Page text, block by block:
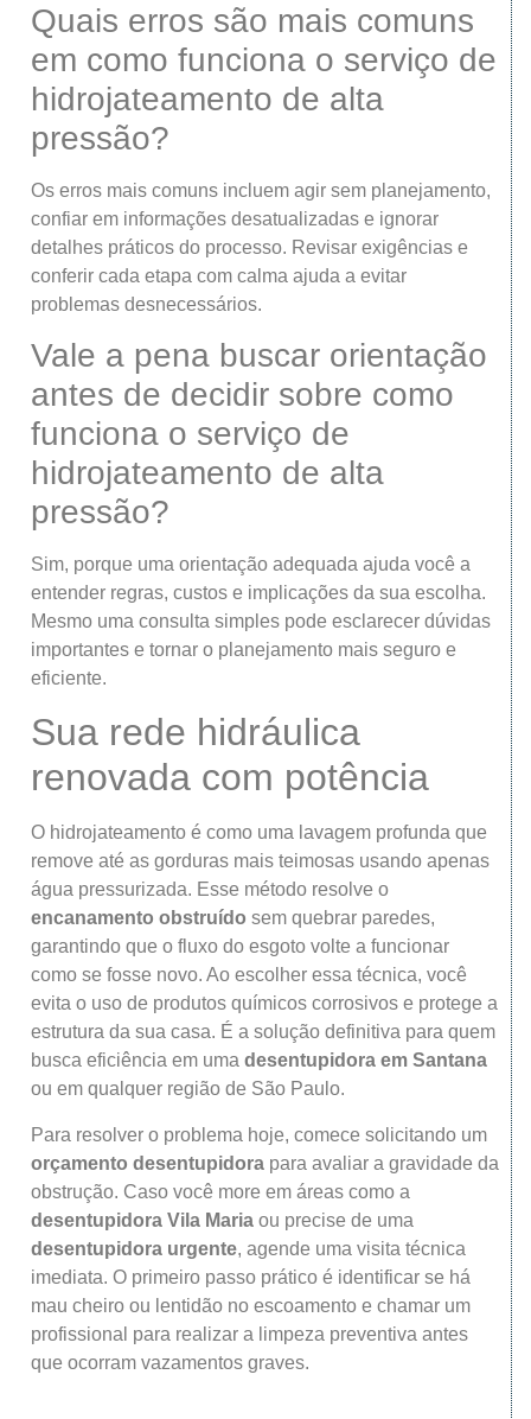
Quais erros são mais comuns
em como funciona o serviço de
hidrojateamento de alta
pressão?
Os erros mais comuns incluem agir sem planejamento,
confiar em informações desatualizadas e ignorar
detalhes práticos do processo. Revisar exigências e
conferir cada etapa com calma ajuda a evitar
problemas desnecessários.
Vale a pena buscar orientação
antes de decidir sobre como
funciona o serviço de
hidrojateamento de alta
pressão?
Sim, porque uma orientação adequada ajuda você a
entender regras, custos e implicações da sua escolha.
Mesmo uma consulta simples pode esclarecer dúvidas
importantes e tornar o planejamento mais seguro e
eficiente.
Sua rede hidráulica
renovada com potência
O hidrojateamento é como uma lavagem profunda que
remove até as gorduras mais teimosas usando apenas
água pressurizada. Esse método resolve o
encanamento obstruído sem quebrar paredes,
garantindo que o fluxo do esgoto volte a funcionar
como se fosse novo. Ao escolher essa técnica, você
evita o uso de produtos químicos corrosivos e protege a
estrutura da sua casa. É a solução definitiva para quem
busca eficiência em uma desentupidora em Santana
ou em qualquer região de São Paulo.
Para resolver o problema hoje, comece solicitando um
orçamento desentupidora para avaliar a gravidade da
obstrução. Caso você more em áreas como a
desentupidora Vila Maria ou precise de uma
desentupidora urgente, agende uma visita técnica
imediata. O primeiro passo prático é identificar se há
mau cheiro ou lentidão no escoamento e chamar um
profissional para realizar a limpeza preventiva antes
que ocorram vazamentos graves.